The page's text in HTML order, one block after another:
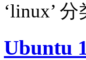
‘linux’
Ubuntu